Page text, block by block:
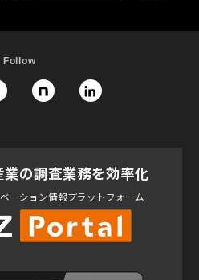
Follow
の調査業務を効率化
ーション情報プラットフォーム